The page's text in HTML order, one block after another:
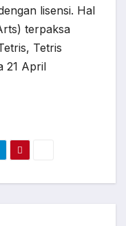
lisensi. Hal
terpaksa
Tetris
21 April